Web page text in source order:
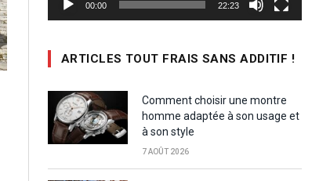
00:00 22:23
ARTICLES TOUT FRAIS SANS ADDITIF !
Comment choisir une montre
homme adaptée à son usage et
à son style
7 AOÛT 2026